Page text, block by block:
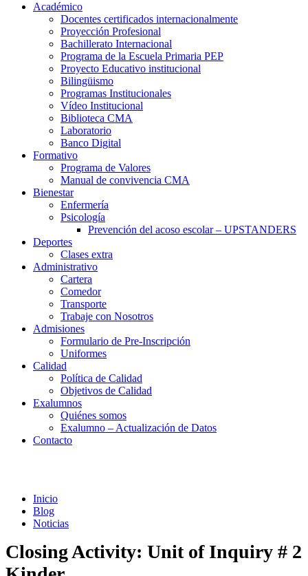
Académico
Docentes certificados internacionalmente
Proyección Profesional
Bachillerato Internacional
Programa de la Escuela Primaria PEP
Proyecto Educativo institucional
Bilingüismo
Programas Institucionales
Vídeo Institucional
Biblioteca CMA
Laboratorio
Banco Digital
Formativo
Programa de Valores
Manual de convivencia CMA
Bienestar
Enfermería
Psicología
Prevención del acoso escolar – UPSTANDERS
Deportes
Clases extra
Administrativo
Cartera
Comedor
Transporte
Trabaje con Nosotros
Admisiones
Formulario de Pre-Inscripción
Uniformes
Calidad
Política de Calidad
Objetivos de Calidad
Exalumnos
Quiénes somos
Exalumno – Actualización de Datos
Contacto
Inicio
Blog
Noticias
Closing Activity: Unit of Inquiry # 2